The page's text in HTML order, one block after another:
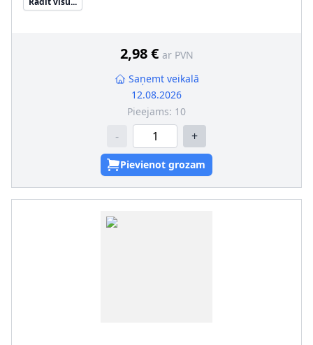
2,98 € ar PVN
Saņemt veikalā
12.08.2026
Pieejams: 10
- +
Pievienot grozam